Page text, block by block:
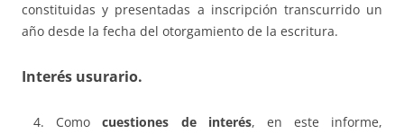
constituidas y presentadas a inscripción transcurrido un
año desde la fecha del otorgamiento de la escritura.
Interés usurario.
4. Comocuestiones de interés, en este informe,